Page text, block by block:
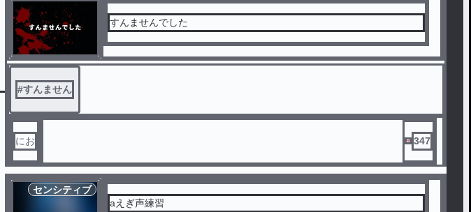
9
すんませんでした
#すんません
にお 347
センシティブ
aえぎ声練習